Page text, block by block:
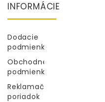
INFORMÁCIE
Dodacie
podmienky
Obchodné
podmienky
Reklamačný
poriadok